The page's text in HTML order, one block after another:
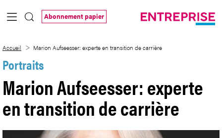
Saut au contenu principal
Abonnement papier
Accueil Marion Aufseesser: experte en transition de carrière
Portraits
Marion Aufseesser: experte
en transition de carrière